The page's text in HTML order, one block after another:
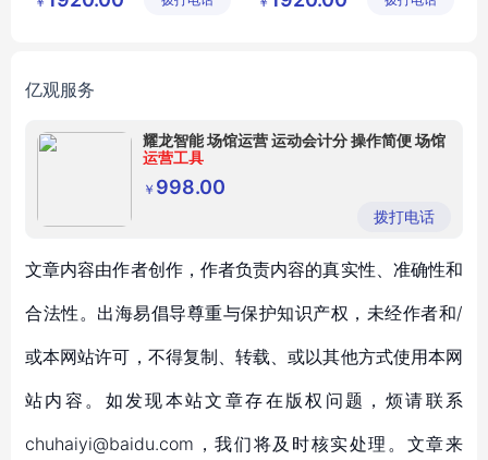
狗狗清洁美容工具
狗狗清洁美容工具
亿观服务
耀龙智能 场馆运营 运动会计分 操作简便 场馆
运营工具
￥ 998.00
拨打电话
文章内容由作者创作，作者负责内容的真实性、准确性和
合法性。出海易倡导尊重与保护知识产权，未经作者和/
或本网站许可，不得复制、转载、或以其他方式使用本网
站内容。如发现本站文章存在版权问题，烦请联系
chuhaiyi@baidu.com，我们将及时核实处理。文章来